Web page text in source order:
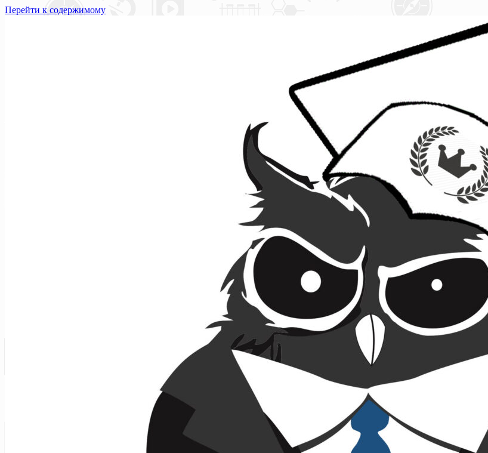
Перейти к содержимому